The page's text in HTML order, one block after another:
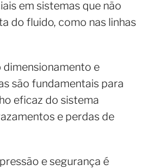
em sistemas que não
do fluido, como nas linhas
e
são fundamentais para
eficaz do sistema
e perdas de
e segurança é